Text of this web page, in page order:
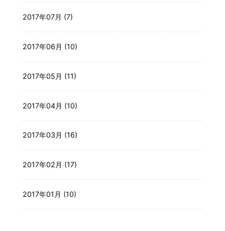
2017年07月 (7)
2017年06月 (10)
2017年05月 (11)
2017年04月 (10)
2017年03月 (16)
2017年02月 (17)
2017年01月 (10)